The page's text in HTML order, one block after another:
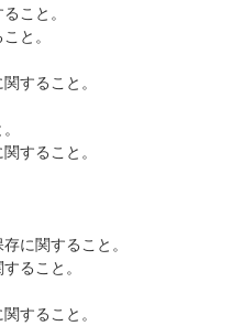
こと。
と。
すること。
すること。
に関すること。
ること。
すること。